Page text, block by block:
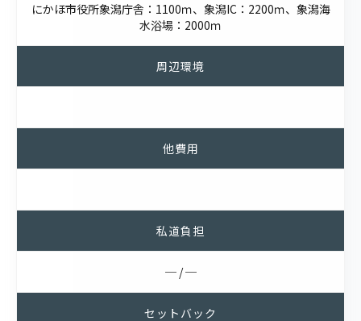
にかほ市役所象潟庁舎：1100ｍ、象潟IC：2200ｍ、象潟海
水浴場：2000ｍ
周辺環境
他費用
私道負担
─ / ─
セットバック